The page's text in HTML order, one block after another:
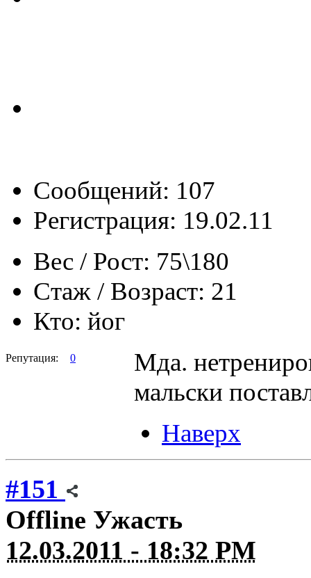
Сообщений: 107
Регистрация: 19.02.11
Вес / Рост: 75\180
Стаж / Возраст: 21
Кто: йог
Репутация: 0
Мда.
мальски
Наверх
#151
Offline Ужасть
12.03.2011 - 18:32 PM